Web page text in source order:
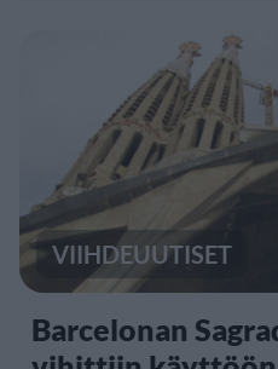
VIIHDEUUTISET
Barcelonan